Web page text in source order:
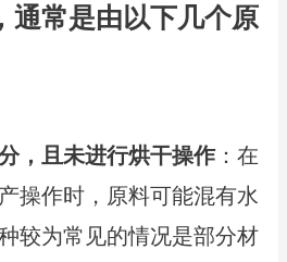
通常是由以下几个原
，且未进行烘干操作：在
操作时，原料可能混有水
较为常见的情况是部分材